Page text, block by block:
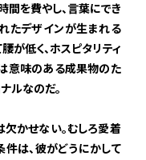
間を費やし、言葉にでき
たデザインが生まれる
が低く、ホスピタリティ
意味のある成果物のた
ルなのだ。
かせない。むしろ愛着
は、彼がどうにかして